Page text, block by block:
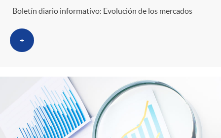
Boletín diario informativo: Evolución de los mercados
+